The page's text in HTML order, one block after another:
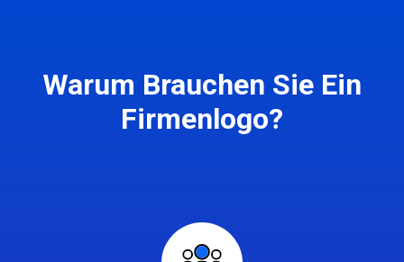
Warum Brauchen Sie Ein
Firmenlogo?